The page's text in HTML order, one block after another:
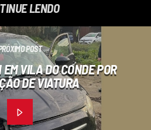
LENDO
POST
EM VILA DO CONDE POR
DE VIATURA